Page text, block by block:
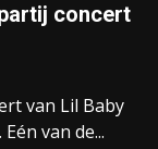
concert
van Lil Baby
van de...